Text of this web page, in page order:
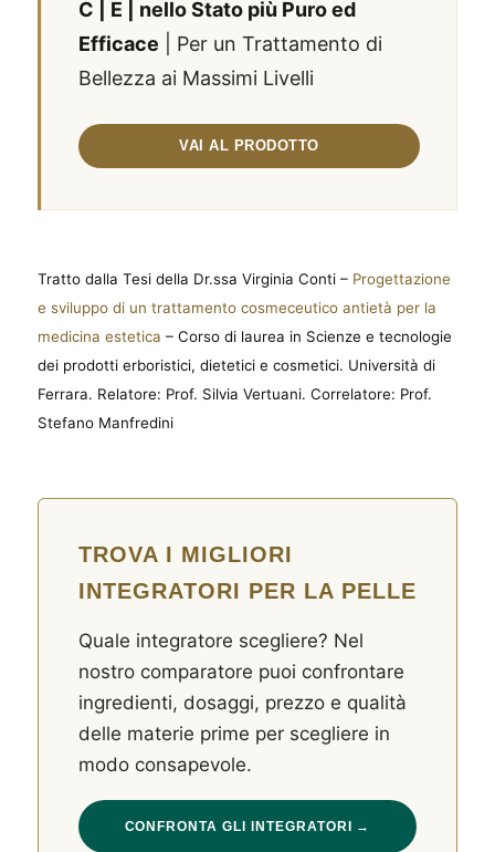
C | E | nello Stato più Puro ed
Efficace | Per un Trattamento di
Bellezza ai Massimi Livelli
Tratto dalla Tesi della Dr.ssa Virginia Conti – Progettazione
e sviluppo di un trattamento cosmeceutico antietà per la
medicina estetica – Corso di laurea in Scienze e tecnologie
dei prodotti erboristici, dietetici e cosmetici. Università di
Ferrara. Relatore: Prof. Silvia Vertuani. Correlatore: Prof.
Stefano Manfredini
TROVA I MIGLIORI
INTEGRATORI PER LA PELLE
Quale integratore scegliere? Nel
nostro comparatore puoi confrontare
ingredienti, dosaggi, prezzo e qualità
delle materie prime per scegliere in
modo consapevole.
CONFRONTA GLI INTEGRATORI →